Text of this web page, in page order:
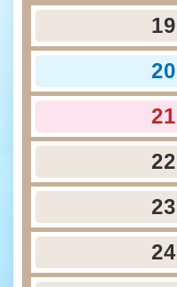
19
20
21
22
23
24